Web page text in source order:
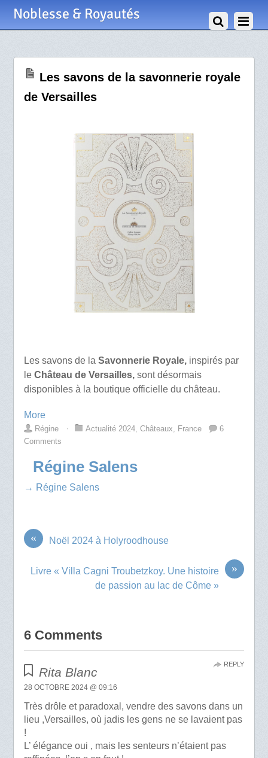
Noblesse & Royautés
Les savons de la savonnerie royale
de Versailles
Les savons de la Savonnerie Royale,inspirés par
le Château de Versailles,sont désormais
disponibles à la boutique officielle du château.
More
Régine ⋅ Actualité 2024, Châteaux, France
6
Comments
Régine Salens
→ Régine Salens
« Noël 2024 à Holyroodhouse
»
Livre « Villa Cagni Troubetzkoy. Une histoire
de passion au lac de Côme »
6 Comments
Rita Blanc
28 OCTOBRE 2024 @ 09:16
Très drôle et paradoxal, vendre des savons dans un
lieu ,Versailles, où jadis les gens ne se lavaient pas
!
L’ élégance oui , mais les senteurs n’étaient pas
REPLY